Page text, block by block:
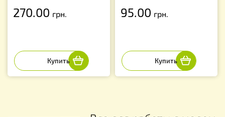
270.00 грн. 95.00 грн.